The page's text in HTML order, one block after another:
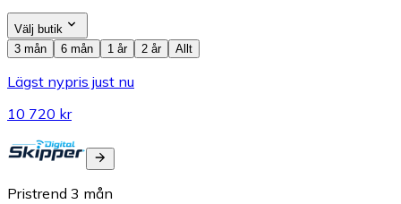
Välj butik
3 mån
6 mån 1 år 2 år Allt
Lägst nypris just nu
10 720 kr
Pristrend 3 mån